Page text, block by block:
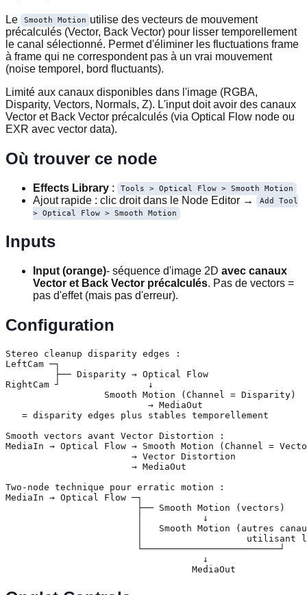
Le Smooth Motion utilise des vecteurs de mouvement
précalculés (Vector, Back Vector) pour lisser temporellement
le canal sélectionné. Permet d'éliminer les fluctuations frame
à frame qui ne correspondent pas à un vrai mouvement
(noise temporel, bord fluctuants).
Limité aux canaux disponibles dans l'image (RGBA,
Disparity, Vectors, Normals, Z). L'input doit avoir des canaux
Vector et Back Vector précalculés (via Optical Flow node ou
EXR avec vector data).
Où trouver ce node
Effects Library : Tools > Optical Flow > Smooth Motion
Ajout rapide : clic droit dans le Node Editor →
Add Tool
> Optical Flow > Smooth Motion
Inputs
Input (orange)- séquence d'image 2D avec canaux
Vector et Back Vector précalculés. Pas de vectors =
pas d'effet (mais pas d'erreur).
Configuration
Stereo cleanup disparity edges :
LeftCam ─┐
         ├── Disparity → Optical Flow
RightCam ┘                ↓
                  Smooth Motion (Channel = Disparity)
                          → MediaOut
   = disparity edges plus stables temporellement
Smooth vectors avant Vector Distortion :
MediaIn → Optical Flow → Smooth Motion (Channel =
                       → Vector Distortion
                       → MediaOut
Two-node technique pour erratic motion :
MediaIn → Optical Flow ─┐
                        ├── Smooth Motion (vectors)
                        │           ↓
│   Smooth Motion (autres
│                   utilisant
                        └─────────────────────────┘
                                    ↓
                                  MediaOut